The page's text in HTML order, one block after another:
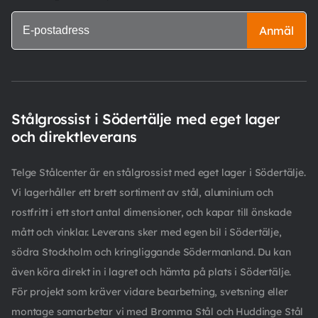
Anmäl
Stålgrossist i Södertälje med eget lager
och direktleverans
Telge Stålcenter är en stålgrossist med eget lager i Södertälje.
Vi lagerhåller ett brett sortiment av stål, aluminium och
rostfritt i ett stort antal dimensioner, och kapar till önskade
mått och vinklar. Leverans sker med egen bil i Södertälje,
södra Stockholm och kringliggande Södermanland. Du kan
även köra direkt in i lagret och hämta på plats i Södertälje.
För projekt som kräver vidare bearbetning, svetsning eller
montage samarbetar vi med Bromma Stål och Huddinge Stål